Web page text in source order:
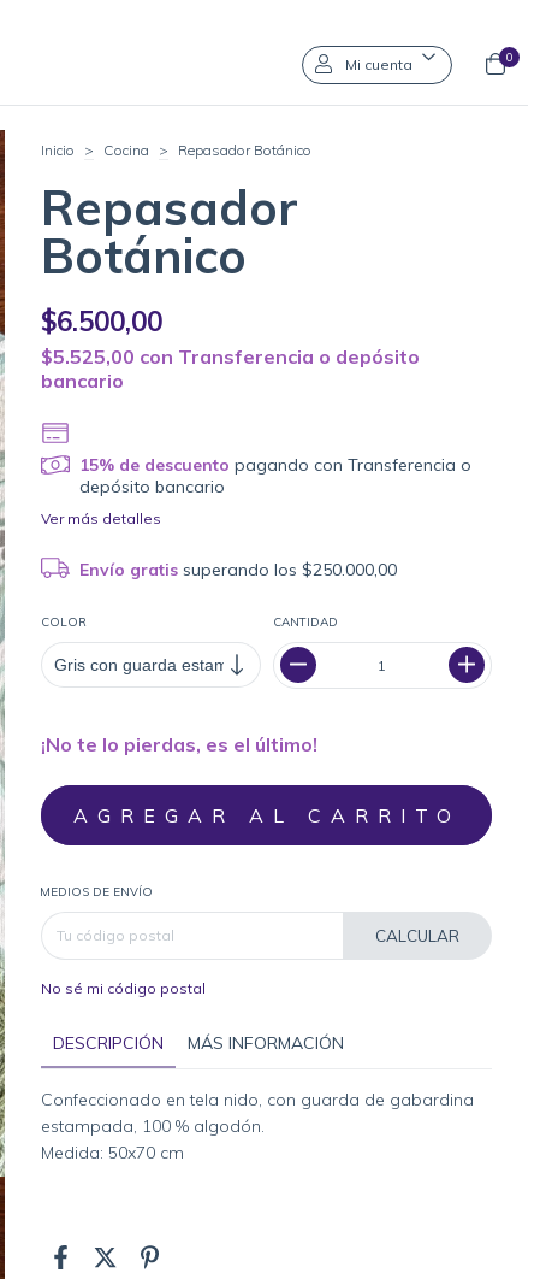
Mi cuenta 0
Inicio > Cocina > Repasador Botánico
Repasador
Botánico
$6.500,00
$5.525,00 con Transferencia o depósito
bancario
15% de descuento pagando con Transferencia o
depósito bancario
Ver más detalles
Envío gratis superando los $250.000,00
COLOR CANTIDAD
¡No te lo pierdas, es el último!
MEDIOS DE ENVÍO
CALCULAR
No sé mi código postal
DESCRIPCIÓN MÁS INFORMACIÓN
Confeccionado en tela nido, con guarda de gabardina
estampada, 100 % algodón.
Medida: 50x70 cm